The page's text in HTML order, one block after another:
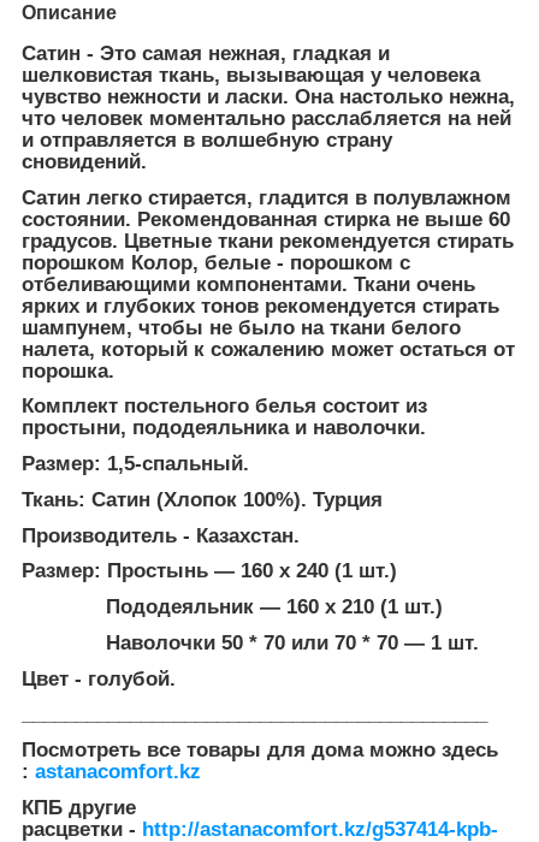
Описание
Сатин - Это самая нежная, гладкая и
шелковистая ткань, вызывающая у человека
чувство нежности и ласки. Она настолько нежна,
что человек моментально расслабляется на ней
и отправляется в волшебную страну
сновидений.
Сатин легко стирается, гладится в полувлажном
состоянии. Рекомендованная стирка не выше 60
градусов. Цветные ткани рекомендуется стирать
порошком Колор, белые - порошком с
отбеливающими компонентами. Ткани очень
ярких и глубоких тонов рекомендуется стирать
шампунем, чтобы не было на ткани белого
налета, который к сожалению может остаться от
порошка.
Комплект постельного белья состоит из
простыни, пододеяльника и наволочки.
Размер: 1,5-спальный.
Ткань: Сатин (Хлопок 100%). Турция
Производитель - Казахстан.
Размер: Простынь ― 160 х 240 (1 шт.)
Пододеяльник ― 160 х 210 (1 шт.)
Наволочки 50 * 70 или 70 * 70 ― 1 шт.
Цвет - голубой.
Посмотреть все товары для дома можно здесь
: astanacomfort.kz
КПБ другие
расцветки - http://astanacomfort.kz/g537414-kpb-